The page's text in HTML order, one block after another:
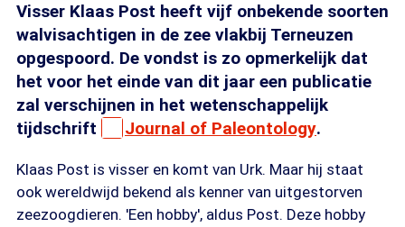
Visser Klaas Post heeft vijf onbekende soorten
walvisachtigen in de zee vlakbij Terneuzen
opgespoord. De vondst is zo opmerkelijk dat
het voor het einde van dit jaar een publicatie
zal verschijnen in het wetenschappelijk
tijdschrift
Journal of Paleontology.
Klaas Post is visser en komt van Urk. Maar hij staat
ook wereldwijd bekend als kenner van uitgestorven
zeezoogdieren. 'Een hobby', aldus Post. Deze hobby